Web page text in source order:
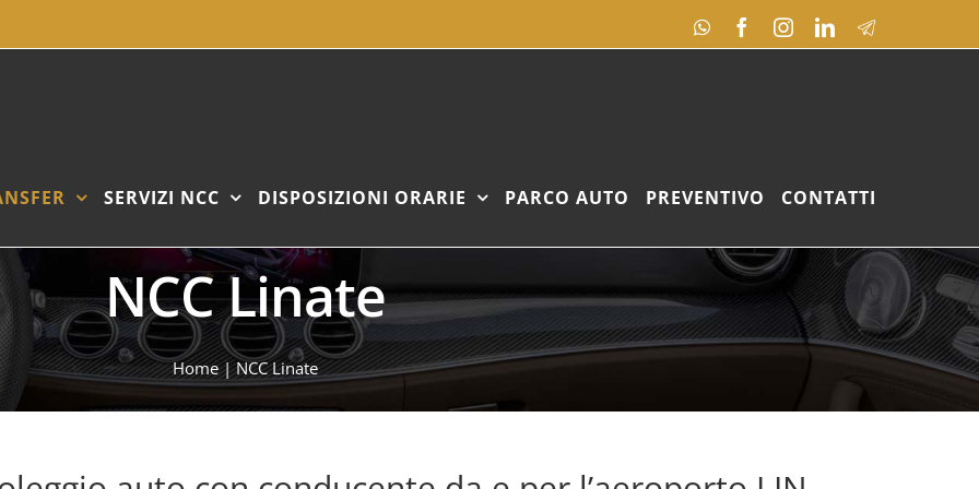
WhatsAppFacebookInstagram
LinkedIn
Telegram
SERVIZI NCC DISPOSIZIONI ORARIE PARCO AUTO PREVENTIVO CONTATTI
NCC Linate
Home|NCC Linate